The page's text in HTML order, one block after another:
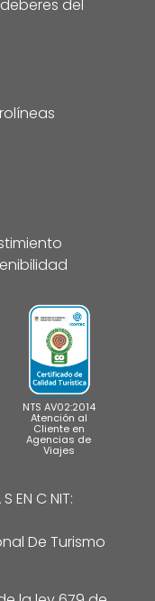
del
NTS AV02:2014
Atención al
Cliente en
Agencias de
Viajes
EN C NIT:
De Turismo